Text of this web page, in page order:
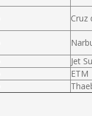
Cruz
Jet
ETM